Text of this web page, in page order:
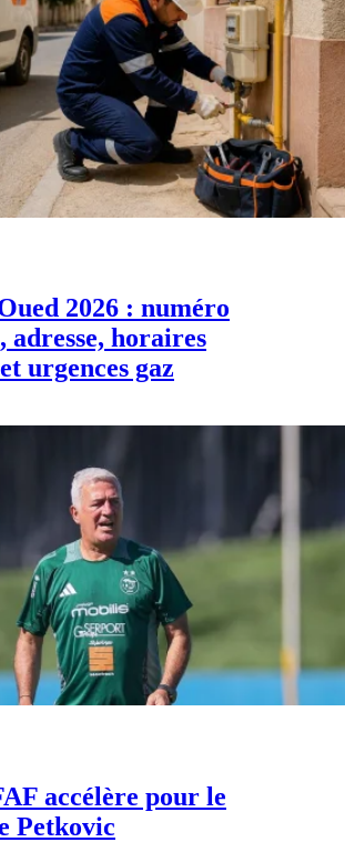
2026 : numéro
adresse, horaires
urgences gaz
accélère pour le
Petkovic